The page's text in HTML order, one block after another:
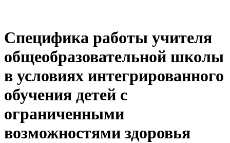
Специфика работы учителя
общеобразовательной школы
в условиях интегрированного
обучения детей с
ограниченными
возможностями здоровья